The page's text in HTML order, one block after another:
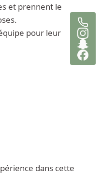
et prennent le
pour leur
dans cette